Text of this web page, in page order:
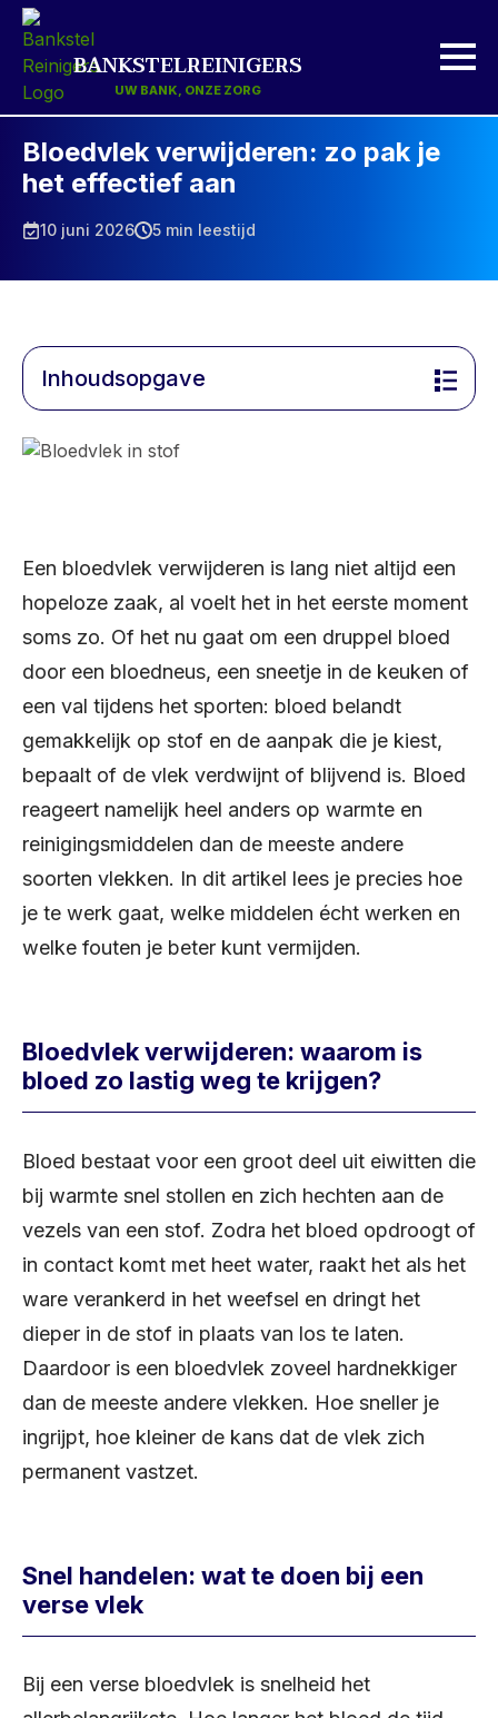
BANKSTELREINIGERS
UW BANK, ONZE ZORG
Bloedvlek verwijderen: zo pak je
het effectief aan
10 juni 2026 5 min leestijd
Inhoudsopgave
Een bloedvlek verwijderen is lang niet altijd een
hopeloze zaak, al voelt het in het eerste moment
soms zo. Of het nu gaat om een druppel bloed
door een bloedneus, een sneetje in de keuken of
een val tijdens het sporten: bloed belandt
gemakkelijk op stof en de aanpak die je kiest,
bepaalt of de vlek verdwijnt of blijvend is. Bloed
reageert namelijk heel anders op warmte en
reinigingsmiddelen dan de meeste andere
soorten vlekken. In dit artikel lees je precies hoe
je te werk gaat, welke middelen écht werken en
welke fouten je beter kunt vermijden.
Bloedvlek verwijderen: waarom is
bloed zo lastig weg te krijgen?
Bloed bestaat voor een groot deel uit eiwitten die
bij warmte snel stollen en zich hechten aan de
vezels van een stof. Zodra het bloed opdroogt of
in contact komt met heet water, raakt het als het
ware verankerd in het weefsel en dringt het
dieper in de stof in plaats van los te laten.
Daardoor is een bloedvlek zoveel hardnekkiger
dan de meeste andere vlekken. Hoe sneller je
ingrijpt, hoe kleiner de kans dat de vlek zich
permanent vastzet.
Snel handelen: wat te doen bij een
verse vlek
Bij een verse bloedvlek is snelheid het